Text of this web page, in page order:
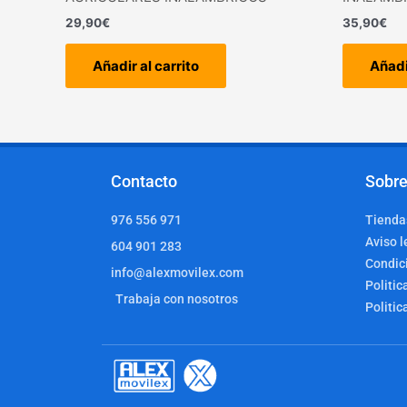
29,90€
Añadir al carrito
35,90€
Contacto
976 556 971
604 901 283
info@alexmovilex.com
Trabaja con nosotros
Aviso